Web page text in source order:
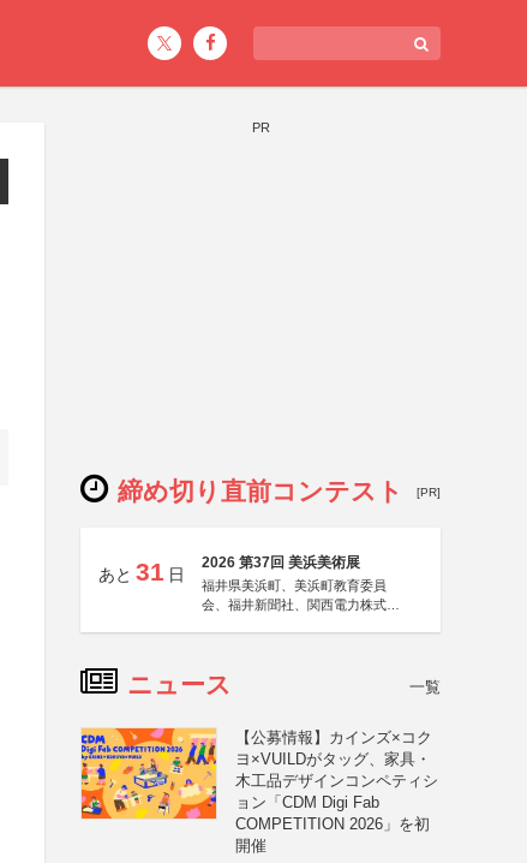
PR
締め切り直前コンテスト [PR]
あと 31 日
2026 第37回 美浜美術展
福井県美浜町、美浜町教育委員
会、福井新聞社、関西電力株式会
ニュース 一覧
【公募情報】カインズ×コク
ヨ×VUILDがタッグ、家具・
木工品デザインコンペティシ
ョン「CDM Digi Fab
COMPETITION 2026」を初
開催